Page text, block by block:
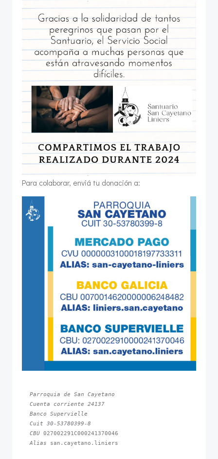
Para colaborar, enviá tu donación a:
Parroquia de San Cayetano
Cuenta corriente 24137
Banco Supervielle
Cuit 30-53780399-8
CBU
Alias san.cayetano.liniers